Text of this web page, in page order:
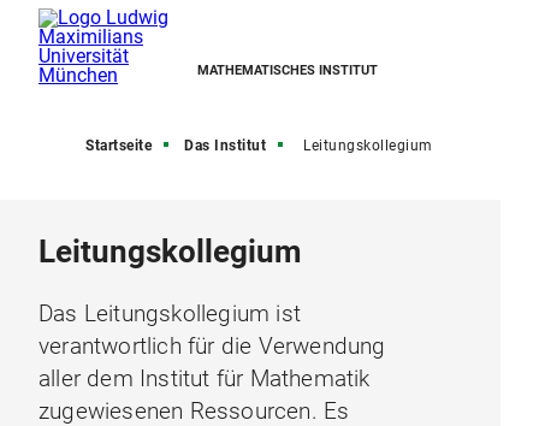
MATHEMATISCHES INSTITUT
Startseite Das Institut Leitungskollegium
Leitungskollegium
Das Leitungskollegium ist
verantwortlich für die Verwendung
aller dem Institut für Mathematik
zugewiesenen Ressourcen. Es